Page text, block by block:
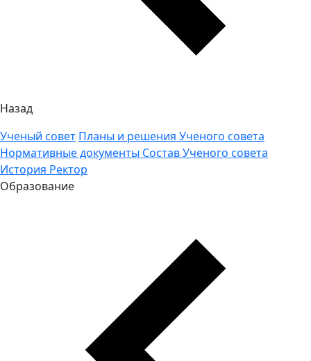
Назад
Ученый совет Планы и решения Ученого совета
Нормативные документы Состав Ученого совета
История Ректор
Образование